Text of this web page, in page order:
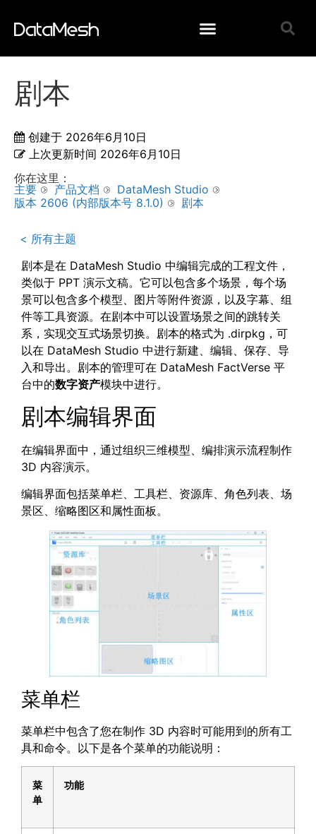
剧本
创建于 2026年6月10日
上次更新时间 2026年6月10日
你在这里：
主要
产品文档
DataMesh Studio
版本 2606 (内部版本号 8.1.0)
剧本
< 所有主题
剧本是在 DataMesh Studio 中编辑完成的工程文件，
类似于 PPT 演示文稿。它可以包含多个场景，每个场
景可以包含多个模型、图片等附件资源，以及字幕、组
件等工具资源。在剧本中可以设置场景之间的跳转关
系，实现交互式场景切换。剧本的格式为 .dirpkg，可
以在 DataMesh Studio 中进行新建、编辑、保存、导
入和导出。剧本的管理可在 DataMesh FactVerse 平
台中的数字资产模块中进行。
剧本编辑界面
在编辑界面中，通过组织三维模型、编排演示流程制作
3D 内容演示。
编辑界面包括菜单栏、工具栏、资源库、角色列表、场
景区、缩略图区和属性面板。
菜单栏
菜单栏中包含了您在制作 3D 内容时可能用到的所有工
具和命令。以下是各个菜单的功能说明：
菜
单
功能